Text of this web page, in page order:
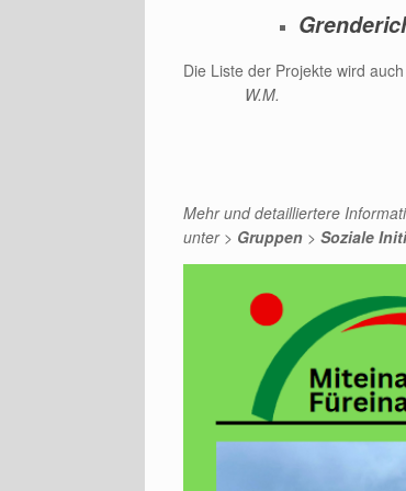
Die Liste der Projekte wird
W.M.
Mehr und detailliertere
unter > Gruppen > Soziale